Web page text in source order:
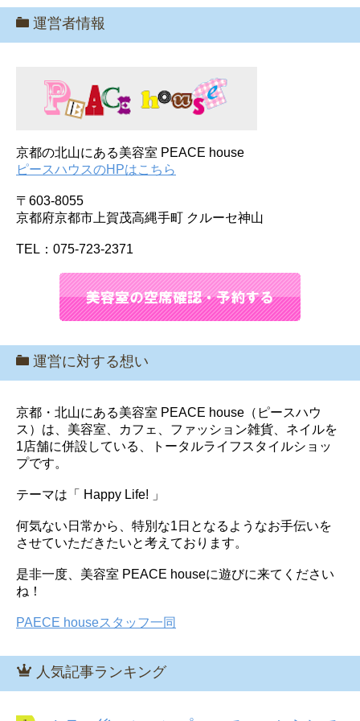
運営者情報
京都の北山にある美容室 PEACE house
ピースハウスのHPはこちら
〒603-8055
京都府京都市上賀茂高縄手町 クルーセ神山
TEL：075-723-2371
運営に対する想い
京都・北山にある美容室 PEACE house（ピースハウ
ス）は、美容室、カフェ、ファッション雑貨、ネイルを
1店舗に併設している、トータルライフスタイルショッ
プです。
テーマは「 Happy Life! 」
何気ない日常から、特別な1日となるようなお手伝いを
させていただきたいと考えております。
是非一度、美容室 PEACE houseに遊びに来てください
ね！
PAECE houseスタッフ一同
人気記事ランキング